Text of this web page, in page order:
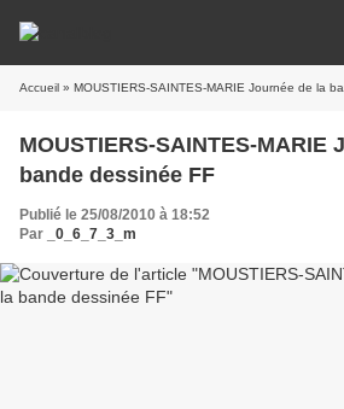
Accueil » MOUSTIERS-SAINTES-MARIE Journée de la
MOUSTIERS-SAINTES-MARIE Journée de la
bande dessinée FF
Publié le 25/08/2010 à 18:52
Par
_0_6_7_3_m